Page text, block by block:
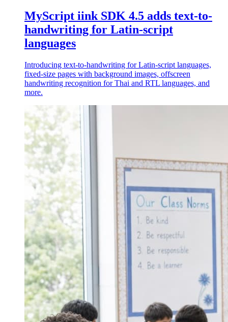
MyScript iink SDK 4.5 adds text-to-
handwriting for Latin-script
languages
Introducing text-to-handwriting for Latin-script languages,
fixed-size pages with background images, offscreen
handwriting recognition for Thai and RTL languages, and
more.